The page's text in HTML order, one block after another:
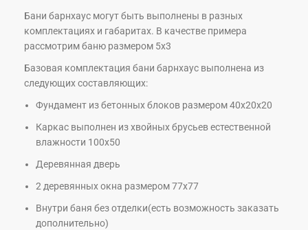
Бани барнхаус могут быть выполнены в разных
комплектациях и габаритах. В качестве примера
рассмотрим баню размером 5х3
Базовая комплектация бани барнхаус выполнена из
следующих составляющих:
Фундамент из бетонных блоков размером 40х20х20
Каркас выполнен из хвойных брусьев естественной
влажности 100х50
Деревянная дверь
2 деревянных окна размером 77х77
Внутри баня без отделки(есть возможность заказать
дополнительно)